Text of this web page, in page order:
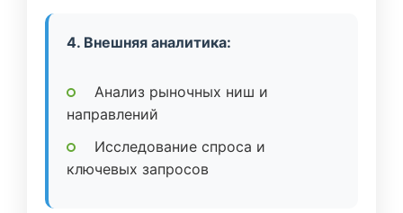
4. Внешняя аналитика:
Анализ рыночных ниш и
направлений
Исследование спроса и
ключевых запросов